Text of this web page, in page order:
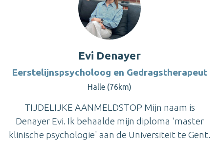
Evi Denayer
Eerstelijnspsycholoog en Gedragstherapeut
Halle (76km)
TIJDELIJKE AANMELDSTOP Mijn naam is
Denayer Evi. Ik behaalde mijn diploma 'master
klinische psychologie' aan de Universiteit te Gent.